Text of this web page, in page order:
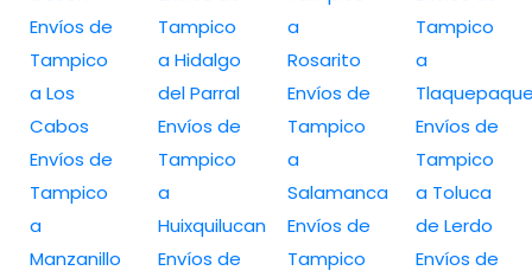
Envíos de
Tampico
a Los
Cabos
Envíos de
Tampico
a
Manzanillo
Tampico
a Hidalgo
del Parral
Envíos de
Tampico
a
Huixquilucan
Envíos de
a
Rosarito
Envíos de
Tampico
a
Salamanca
Envíos de
Tampico
Tampico
a
Envíos de
Tampico
a Toluca
de Lerdo
Envíos de